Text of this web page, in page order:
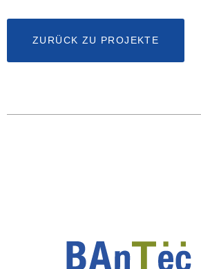
ZURÜCK ZU PROJEKTE